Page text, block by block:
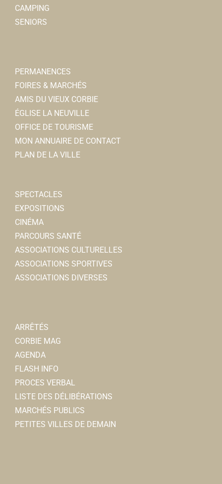
CAMPING
SENIORS
PERMANENCES
FOIRES & MARCHÉS
AMIS DU VIEUX CORBIE
ÉGLISE LA NEUVILLE
OFFICE DE TOURISME
MON ANNUAIRE DE CONTACT
PLAN DE LA VILLE
SPECTACLES
EXPOSITIONS
CINÉMA
PARCOURS SANTÉ
ASSOCIATIONS CULTURELLES
ASSOCIATIONS SPORTIVES
ASSOCIATIONS DIVERSES
ARRÊTÉS
CORBIE MAG
AGENDA
FLASH INFO
PROCES VERBAL
LISTE DES DÉLIBÉRATIONS
MARCHÉS PUBLICS
PETITES VILLES DE DEMAIN